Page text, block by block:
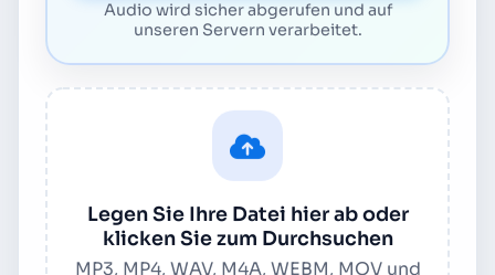
Audio wird sicher abgerufen und auf
unseren Servern verarbeitet.
Legen Sie Ihre Datei hier ab oder
klicken Sie zum Durchsuchen
MP3, MP4, WAV, M4A, WEBM, MOV und